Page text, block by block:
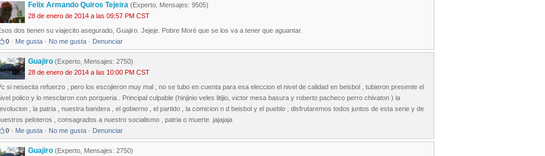
Felix Armando Quiros Tejeira (Experto, Mensajes: 9505)
28 de enero de 2014 a las 09:57 PM CST
dos tienen su viajecito asegurado, Guajiro. Jejeje. Pobre Moré que se los va a tener que aguantar.
0 · Me gusta · No me gusta · Denunciar
Guajiro (Experto, Mensajes: 2750)
28 de enero de 2014 a las 10:00 PM CST
si nesecita refuerzo , pero los escojieron muy mal , no se tubo en cuenta para esa eleccion el nivel de calidad en beisbol , tubieron presente el
polico y lo mesclaron con porqueria . Principal culpable (hinjinio veles litijio, victor mesa basura y roberto pacheco perro chivaton ) la
, la patria , nuestra bandera , el gobierno , el partido , la comicion n d beisbol y el pueblo , disfrutaremos todos juntos de esta serie y de
peloteros , consagrados a nuestro socialismo , patria o muerte .jajajaja
0 · Me gusta · No me gusta · Denunciar
Guajiro (Experto, Mensajes: 2750)